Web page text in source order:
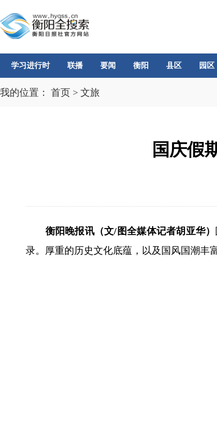
学习进行时 联播 要闻 衡阳 县区 园区
我的位置： 首页 > 文旅
国庆假
衡阳晚报讯（文/图全媒体记者胡亚华）
录。厚重的历史文化底蕴，以及国风国潮丰